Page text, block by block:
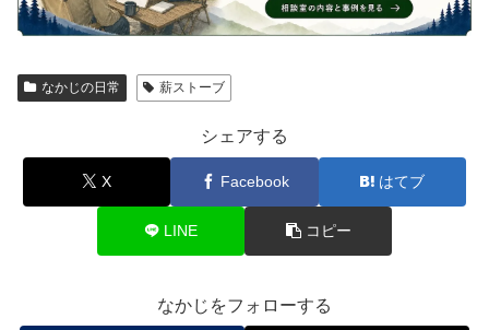
なかじの日常 薪ストーブ
シェアする
X Facebook はてブ
LINE コピー
なかじをフォローする